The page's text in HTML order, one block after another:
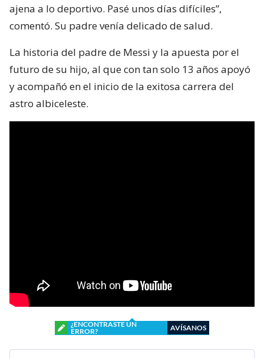
ajena a lo deportivo. Pasé unos días difíciles”,
comentó. Su padre venía delicado de salud.
La historia del padre de Messi y la apuesta por el
futuro de su hijo, al que con tan solo 13 años apoyó
y acompañó en el inicio de la exitosa carrera del
astro albiceleste.
¿ENCONTRASTE UN
ERROR?
AVÍSANOS